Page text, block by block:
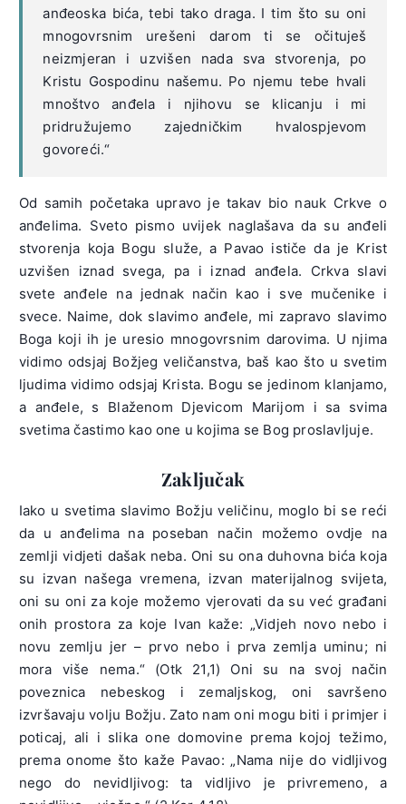
anđeoska bića, tebi tako draga. I tim što su oni
mnogovrsnim urešeni darom ti se očituješ
neizmjeran i uzvišen nada sva stvorenja, po
Kristu Gospodinu našemu. Po njemu tebe hvali
mnoštvo anđela i njihovu se klicanju i mi
pridružujemo zajedničkim hvalospjevom
govoreći.“
Od samih početaka upravo je takav bio nauk Crkve o
anđelima. Sveto pismo uvijek naglašava da su anđeli
stvorenja koja Bogu služe, a Pavao ističe da je Krist
uzvišen iznad svega, pa i iznad anđela. Crkva slavi
svete anđele na jednak način kao i sve mučenike i
svece. Naime, dok slavimo anđele, mi zapravo slavimo
Boga koji ih je uresio mnogovrsnim darovima. U njima
vidimo odsjaj Božjeg veličanstva, baš kao što u svetim
ljudima vidimo odsjaj Krista. Bogu se jedinom klanjamo,
a anđele, s Blaženom Djevicom Marijom i sa svima
svetima častimo kao one u kojima se Bog proslavljuje.
Zaključak
Iako u svetima slavimo Božju veličinu, moglo bi se reći
da u anđelima na poseban način možemo ovdje na
zemlji vidjeti dašak neba. Oni su ona duhovna bića koja
su izvan našega vremena, izvan materijalnog svijeta,
oni su oni za koje možemo vjerovati da su već građani
onih prostora za koje Ivan kaže: „Vidjeh novo nebo i
novu zemlju jer – prvo nebo i prva zemlja uminu; ni
mora više nema.“ (Otk 21,1) Oni su na svoj način
poveznica nebeskog i zemaljskog, oni savršeno
izvršavaju volju Božju. Zato nam oni mogu biti i primjer i
poticaj, ali i slika one domovine prema kojoj težimo,
prema onome što kaže Pavao: „Nama nije do vidljivog
nego do nevidljivog: ta vidljivo je privremeno, a